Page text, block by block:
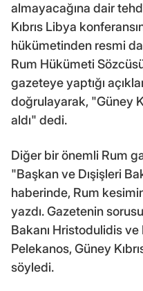
almayacağına dair
Kıbrıs Libya
hükümetinden resmi
Rum Hükümeti
gazeteye yaptığı
doğrulayarak, "Güney
aldı" dedi.
Diğer bir önemli Rum
"Başkan ve Dışişleri
haberinde, Rum
yazdı. Gazetenin
Bakanı Hristodulidis
Pelekanos, Güney
söyledi.